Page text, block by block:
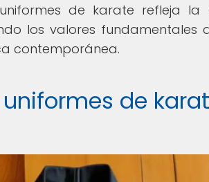
de karate refleja la
los valores fundamentales
contemporánea.
de